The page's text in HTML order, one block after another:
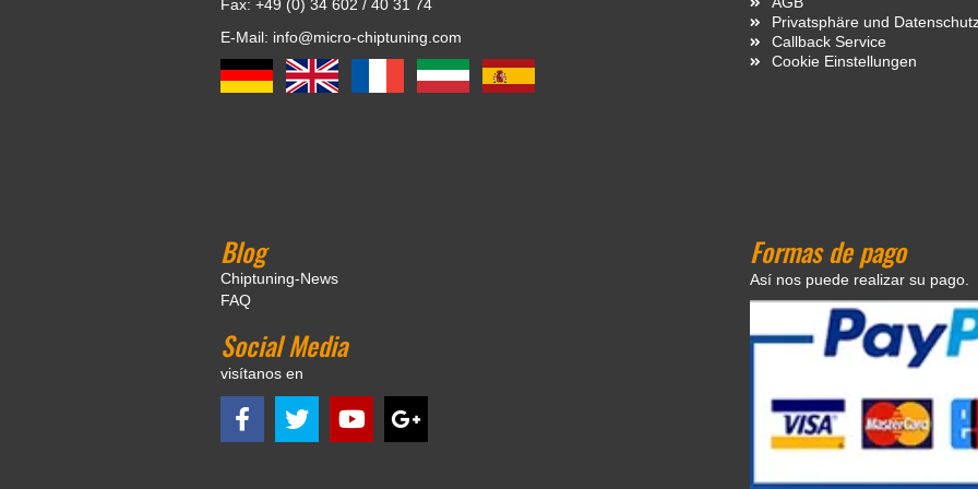
Fax: +49 (0) 34 602 / 40 31 74
E-Mail: info@micro-chiptuning.com
Privatsphäre und
Callback Service
Cookie Einstellungen
Blog
Chiptuning-News
FAQ
Social Media
visítanos en
Formas de pago
Así nos puede realizar su pago.